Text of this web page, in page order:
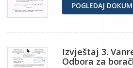
POGLEDAJ
Izvještaj 3.
Odbora za